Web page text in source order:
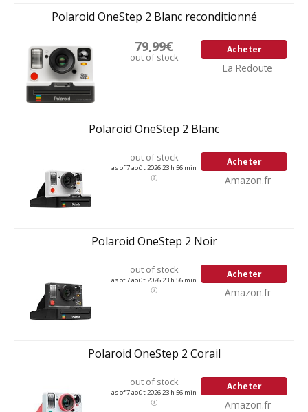
Polaroid OneStep 2 Blanc reconditionné
79,99€
out of stock
Acheter
La Redoute
Polaroid OneStep 2 Blanc
out of stock
as of 7 août 2026 23 h 56 min
Acheter
Amazon.fr
Polaroid OneStep 2 Noir
out of stock
as of 7 août 2026 23 h 56 min
Acheter
Amazon.fr
Polaroid OneStep 2 Corail
out of stock
as of 7 août 2026 23 h 56 min
Acheter
Amazon.fr